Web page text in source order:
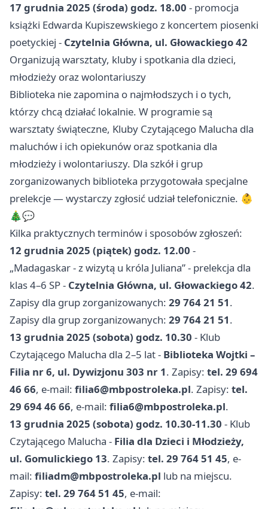
17 grudnia 2025 (środa) godz. 18.00 - promocja
książki Edwarda Kupiszewskiego z koncertem piosenki
poetyckiej - Czytelnia Główna, ul. Głowackiego 42
Organizują warsztaty, kluby i spotkania dla dzieci,
młodzieży oraz wolontariuszy
Biblioteka nie zapomina o najmłodszych i o tych,
którzy chcą działać lokalnie. W programie są
warsztaty świąteczne, Kluby Czytającego Malucha dla
maluchów i ich opiekunów oraz spotkania dla
młodzieży i wolontariuszy. Dla szkół i grup
zorganizowanych biblioteka przygotowała specjalne
prelekcje — wystarczy zgłosić udział telefonicznie. 👶
🎄💬
Kilka praktycznych terminów i sposobów zgłoszeń:
12 grudnia 2025 (piątek) godz. 12.00 -
„Madagaskar - z wizytą u króla Juliana” - prelekcja dla
klas 4–6 SP - Czytelnia Główna, ul. Głowackiego 42.
Zapisy dla grup zorganizowanych: 29 764 21 51.
Zapisy dla grup zorganizowanych: 29 764 21 51.
13 grudnia 2025 (sobota) godz. 10.30 - Klub
Czytającego Malucha dla 2–5 lat - Biblioteka Wojtki –
Filia nr 6, ul. Dywizjonu 303 nr 1. Zapisy: tel. 29 694
46 66, e-mail: filia6@mbpostroleka.pl. Zapisy: tel.
29 694 46 66, e-mail: filia6@mbpostroleka.pl.
13 grudnia 2025 (sobota) godz. 10.30-11.30 - Klub
Czytającego Malucha - Filia dla Dzieci i Młodzieży,
ul. Gomulickiego 13. Zapisy: tel. 29 764 51 45, e-
mail: filiadm@mbpostroleka.pl lub na miejscu.
Zapisy: tel. 29 764 51 45, e-mail: